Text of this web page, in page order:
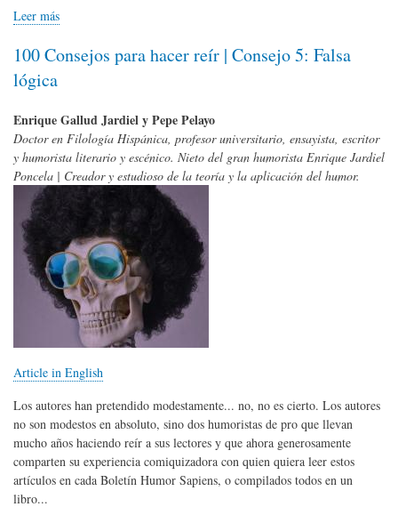
Leer más
100 Consejos para hacer reír | Consejo 5: Falsa
lógica
Enrique Gallud Jardiel y Pepe Pelayo
Doctor en Filología Hispánica, profesor universitario, ensayista, escritor
y humorista literario y escénico. Nieto del gran humorista Enrique Jardiel
Poncela | Creador y estudioso de la teoría y la aplicación del humor.
Article in English
Los autores han pretendido modestamente... no, no es cierto. Los autores
no son modestos en absoluto, sino dos humoristas de pro que llevan
mucho años haciendo reír a sus lectores y que ahora generosamente
comparten su experiencia comiquizadora con quien quiera leer estos
artículos en cada Boletín Humor Sapiens, o compilados todos en un
libro...